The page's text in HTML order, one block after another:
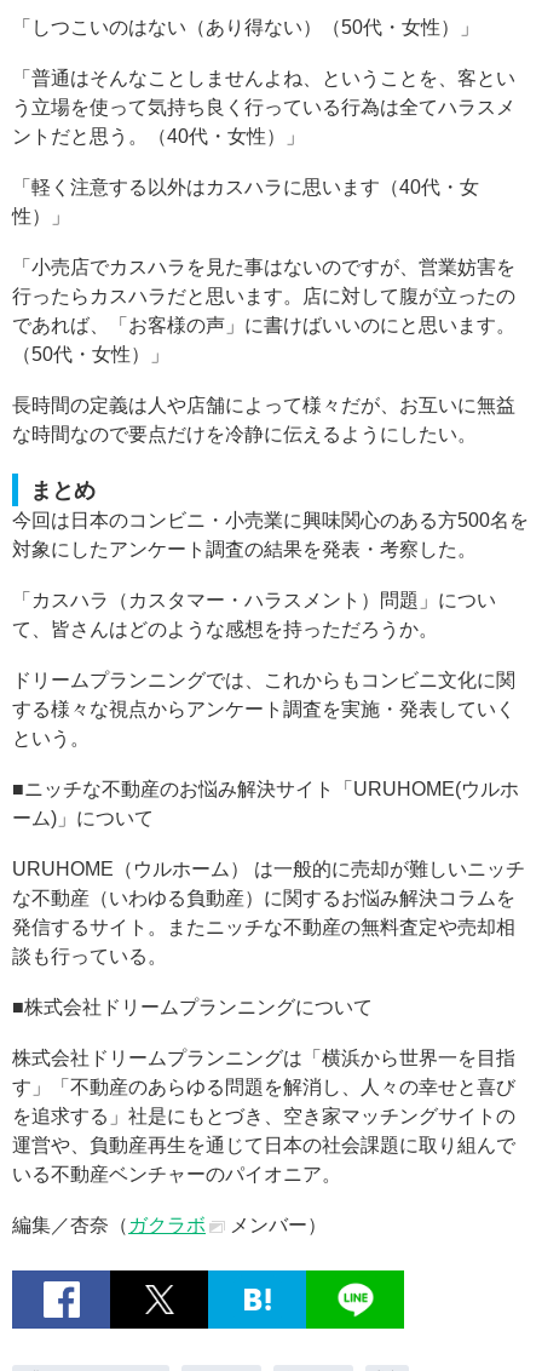
「しつこいのはない（あり得ない）（50代・女性）」
「普通はそんなことしませんよね、ということを、客とい
う立場を使って気持ち良く行っている行為は全てハラスメ
ントだと思う。（40代・女性）」
「軽く注意する以外はカスハラに思います（40代・女
性）」
「小売店でカスハラを見た事はないのですが、営業妨害を
行ったらカスハラだと思います。店に対して腹が立ったの
であれば、「お客様の声」に書けばいいのにと思います。
（50代・女性）」
長時間の定義は人や店舗によって様々だが、お互いに無益
な時間なので要点だけを冷静に伝えるようにしたい。
まとめ
今回は日本のコンビニ・小売業に興味関心のある方500名を
対象にしたアンケート調査の結果を発表・考察した。
「カスハラ（カスタマー・ハラスメント）問題」につい
て、皆さんはどのような感想を持っただろうか。
ドリームプランニングでは、これからもコンビニ文化に関
する様々な視点からアンケート調査を実施・発表していく
という。
■ニッチな不動産のお悩み解決サイト「URUHOME(ウルホ
ーム)」について
URUHOME（ウルホーム） は一般的に売却が難しいニッチ
な不動産（いわゆる負動産）に関するお悩み解決コラムを
発信するサイト。またニッチな不動産の無料査定や売却相
談も行っている。
■株式会社ドリームプランニングについて
株式会社ドリームプランニングは「横浜から世界一を目指
す」「不動産のあらゆる問題を解消し、人々の幸せと喜び
を追求する」社是にもとづき、空き家マッチングサイトの
運営や、負動産再生を通じて日本の社会課題に取り組んで
いる不動産ベンチャーのパイオニア。
編集／杏奈（ ガクラボ メンバー）